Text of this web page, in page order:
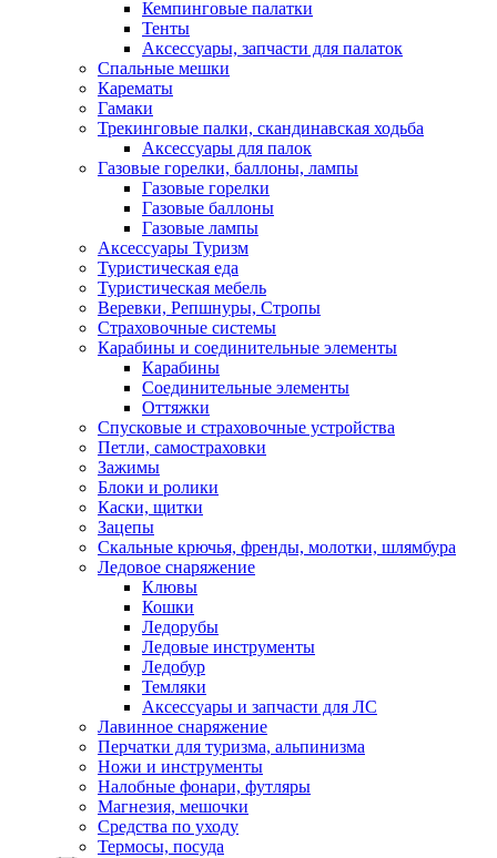
Кемпинговые палатки
Тенты
Аксессуары, запчасти для палаток
Спальные мешки
Карематы
Гамаки
Трекинговые палки, скандинавская ходьба
Аксессуары для палок
Газовые горелки, баллоны, лампы
Газовые горелки
Газовые баллоны
Газовые лампы
Аксессуары Туризм
Туристическая еда
Туристическая мебель
Веревки, Репшнуры, Стропы
Страховочные системы
Карабины и соединительные элементы
Карабины
Соединительные элементы
Оттяжки
Спусковые и страховочные устройства
Петли, самостраховки
Зажимы
Блоки и ролики
Каски, щитки
Зацепы
Скальные крючья, френды, молотки, шлямбура
Ледовое снаряжение
Клювы
Кошки
Ледорубы
Ледовые инструменты
Ледобур
Темляки
Аксессуары и запчасти для ЛС
Лавинное снаряжение
Перчатки для туризма, альпинизма
Ножи и инструменты
Налобные фонари, футляры
Магнезия, мешочки
Средства по уходу
Термосы, посуда